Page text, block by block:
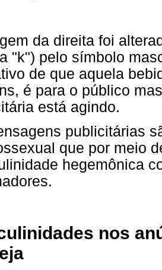
da direita foi
"k") pelo símbolo
de que aquela
é para o público
está agindo.
publicitárias
que por meio
hegemônica
nos